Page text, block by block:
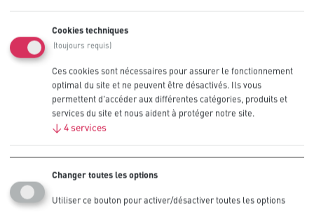
Recommandé pour les appareils
professionnels à faible consommation
Serrures de porte
Capteurs
Cookies techniques
(toujours requis)
Ces cookies sont nécessaires pour assurer le fonctionnement
optimal du site et ne peuvent être désactivés. Ils vous
permettent d'accéder aux différentes catégories, produits et
services du site et nous aident à protéger notre site.
↓ 4 services
Changer toutes les options
Utiliser ce bouton pour activer/désactiver toutes les options